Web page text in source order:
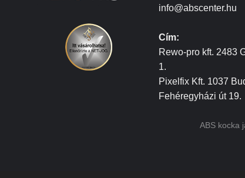
info@abscenter.hu
Cím:
Rewo-pro kft. 2483
1.
Pixelfix Kft. 1037
Fehéregyházi út 19.
ABS kocka